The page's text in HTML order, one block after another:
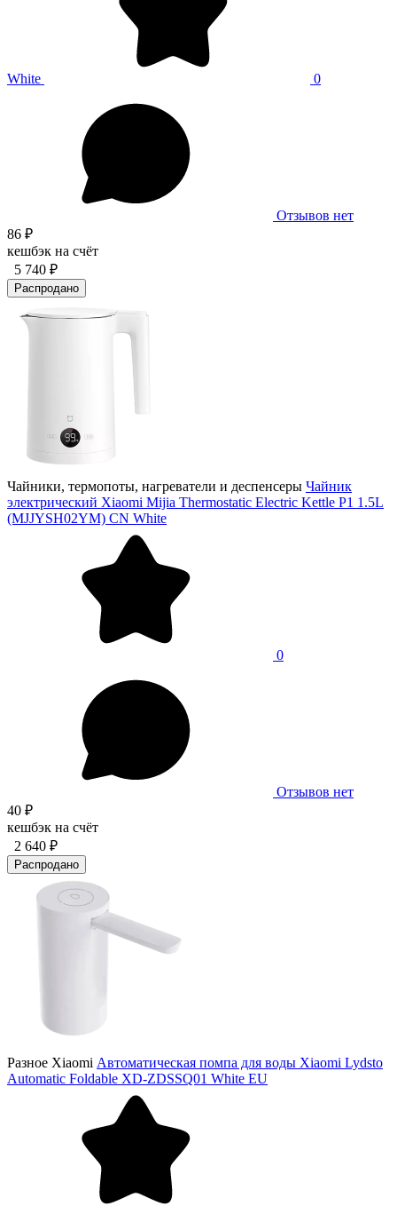
White 0
Отзывов нет
86 ₽
кешбэк на счёт
5 740 ₽
Распродано
Чайники, термопоты, нагреватели и деспенсеры Чайник
электрический Xiaomi Mijia Thermostatic Electric Kettle P1 1.5L
(MJJYSH02YM) CN White
0
Отзывов нет
40 ₽
кешбэк на счёт
2 640 ₽
Распродано
Разное Xiaomi Автоматическая помпа для воды Xiaomi Lydsto
Automatic Foldable XD-ZDSSQ01 White EU